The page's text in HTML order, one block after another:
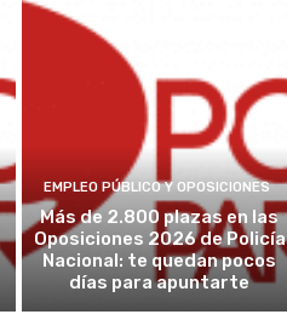
EMPLEO PÚBLICO Y OPOSICIONES
Más de 2.800 plazas en las
Oposiciones 2026 de Policía
Nacional: te quedan pocos
días para apuntarte